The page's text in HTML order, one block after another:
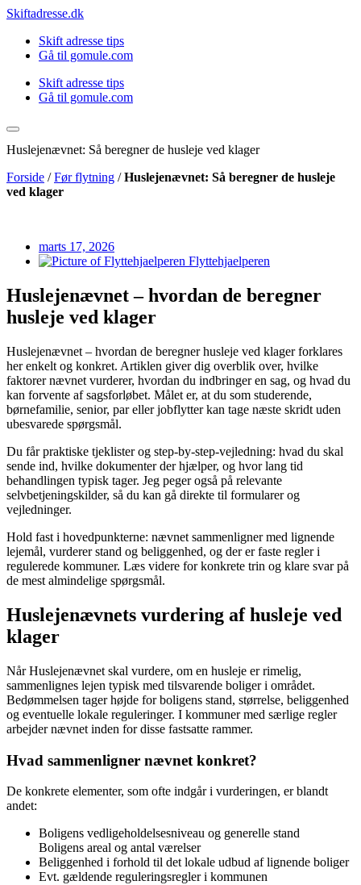
Videre
indhold
Skiftadresse.dk
Skift adresse tips
Gå til gomule.com
Skift adresse tips
Gå til gomule.com
Huslejenævnet: Så beregner de husleje ved klager
Forside /Før flytning /Huslejenævnet: Så beregner de husleje
ved klager
marts 17, 2026
Flyttehjaelperen
Huslejenævnet – hvordan de beregner
husleje ved klager
Huslejenævnet – hvordan de beregner husleje ved klager forklares
her enkelt og konkret. Artiklen giver dig overblik over, hvilke
faktorer nævnet vurderer, hvordan du indbringer en sag, og hvad du
kan forvente af sagsforløbet. Målet er, at du som studerende,
børnefamilie, senior, par eller jobflytter kan tage næste skridt uden
ubesvarede spørgsmål.
Du får praktiske tjeklister og step-by-step-vejledning: hvad du skal
sende ind, hvilke dokumenter der hjælper, og hvor lang tid
behandlingen typisk tager. Jeg peger også på relevante
selvbetjeningskilder, så du kan gå direkte til formularer og
vejledninger.
Hold fast i hovedpunkterne: nævnet sammenligner med lignende
lejemål, vurderer stand og beliggenhed, og der er faste regler i
regulerede kommuner. Læs videre for konkrete trin og klare svar på
de mest almindelige spørgsmål.
Huslejenævnets vurdering af husleje ved
klager
Når Huslejenævnet skal vurdere, om en husleje er rimelig,
sammenlignes lejen typisk med tilsvarende boliger i området.
Bedømmelsen tager højde for boligens stand, størrelse, beliggenhed
og eventuelle lokale reguleringer. I kommuner med særlige regler
arbejder nævnet inden for disse fastsatte rammer.
Hvad sammenligner nævnet konkret?
De konkrete elementer, som ofte indgår i vurderingen, er blandt
andet:
Boligens vedligeholdelsesniveau og generelle stand
Boligens areal og antal værelser
Beliggenhed i forhold til det lokale udbud af lignende boliger
Evt. gældende reguleringsregler i kommunen